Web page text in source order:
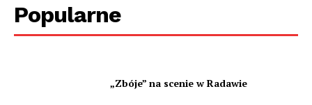
Popularne
„Zbóje” na scenie w Radawie